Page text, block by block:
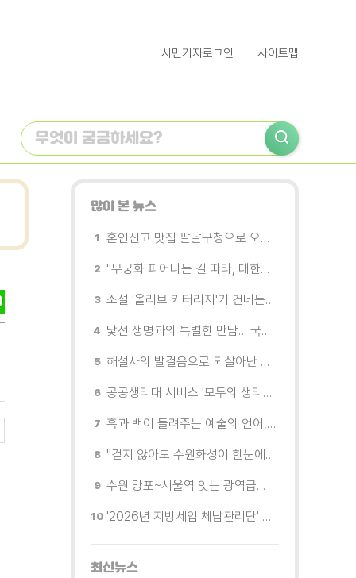
시민기자로그인 사이트맵
많이 본 뉴스
혼인신고 맛집 팔달구청으로 오세요
"무궁화 피어나는 길 따라, 대한민국을 걷는다"
소설 '올리브 키터리지'가 건네는 삶과 연민의 철학
낯선 생명과의 특별한 만남… 국제전 《패트리샤 피치니니: 킨쉽》
해설사의 발걸음으로 되살아난 수원의 독립운동 역사
공공생리대 서비스 '모두의 생리대' 시범 운영...수원시청·4개 구청 등에 지급기 설치
흑과 백이 들려주는 예술의 언어, 수원시립미술관 소장품전《블랑 블랙 파노라마》
"걷지 않아도 수원화성이 한눈에"…무장애 관광버스 '수원행차' 타보니
수원 망포~서울역 잇는 광역급행버스 M5165번, 8월 3일 개통
'2026년 지방세입 체납관리단' 출범... 체납자 실태조사 본격 추진
최신뉴스